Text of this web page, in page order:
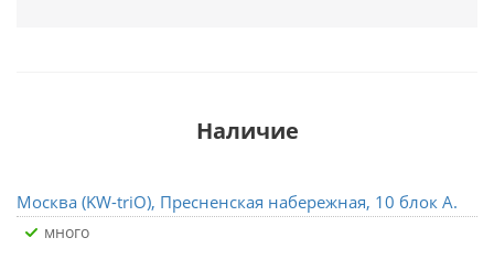
Наличие
Москва (KW-triO), Пресненская набережная, 10 блок А.
Много